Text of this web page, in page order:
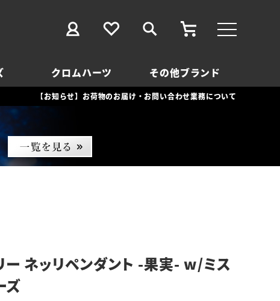
クロムハーツ その他ブランド
【お知らせ】お荷物のお届け・お問い合わせ業務について
ー ネッリペンダント -果実- w/ミス
ズ